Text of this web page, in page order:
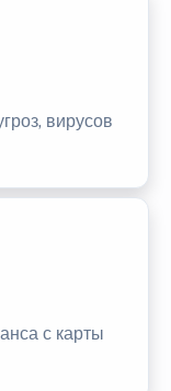
вирусов
с карты